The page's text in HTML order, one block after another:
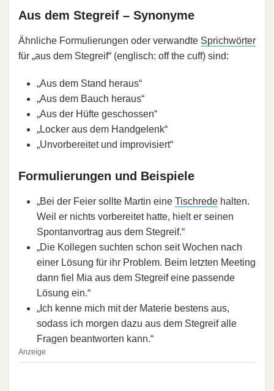
Aus dem Stegreif – Synonyme
Ähnliche Formulierungen oder verwandte Sprichwörter
für „aus dem Stegreif“ (englisch: off the cuff) sind:
„Aus dem Stand heraus“
„Aus dem Bauch heraus“
„Aus der Hüfte geschossen“
„Locker aus dem Handgelenk“
„Unvorbereitet und improvisiert“
Formulierungen und Beispiele
„Bei der Feier sollte Martin eine Tischrede halten.
Weil er nichts vorbereitet hatte, hielt er seinen
Spontanvortrag aus dem Stegreif.“
„Die Kollegen suchten schon seit Wochen nach
einer Lösung für ihr Problem. Beim letzten Meeting
dann fiel Mia aus dem Stegreif eine passende
Lösung ein.“
„Ich kenne mich mit der Materie bestens aus,
sodass ich morgen dazu aus dem Stegreif alle
Fragen beantworten kann.“
Anzeige